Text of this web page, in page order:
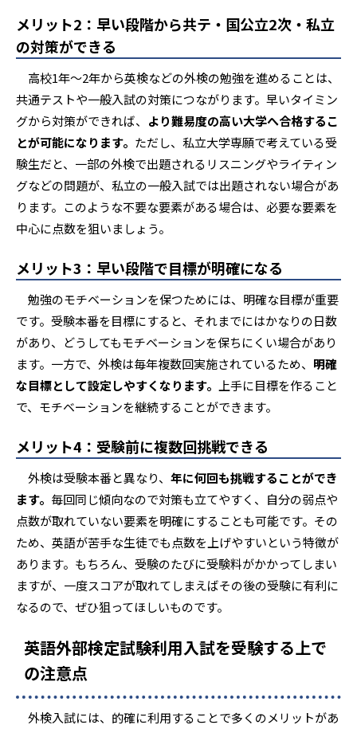
メリット2：早い段階から共テ・国公立2次・私立
の対策ができる
高校1年〜2年から英検などの外検の勉強を進めることは、
共通テストや一般入試の対策につながります。早いタイミン
グから対策ができれば、 より難易度の高い大学へ合格するこ
とが可能になります。 ただし、私立大学専願で考えている受
験生だと、一部の外検で出題されるリスニングやライティン
グなどの問題が、私立の一般入試では出題されない場合があ
ります。このような不要な要素がある場合は、必要な要素を
中心に点数を狙いましょう。
メリット3：早い段階で目標が明確になる
勉強のモチベーションを保つためには、明確な目標が重要
です。受験本番を目標にすると、それまでにはかなりの日数
があり、どうしてもモチベーションを保ちにくい場合があり
ます。一方で、外検は毎年複数回実施されているため、 明確
な目標として設定しやすくなります。
上手に目標を作ること
で、モチベーションを継続することができます。
メリット4：受験前に複数回挑戦できる
外検は受験本番と異なり、 年に何回も挑戦することができ
ます。 毎回同じ傾向なので対策も立てやすく、自分の弱点や
点数が取れていない要素を明確にすることも可能です。その
ため、英語が苦手な生徒でも点数を上げやすいという特徴が
あります。もちろん、受験のたびに受験料がかかってしまい
ますが、一度スコアが取れてしまえばその後の受験に有利に
なるので、ぜひ狙ってほしいものです。
英語外部検定試験利用入試を受験する上で
の注意点
外検入試には、的確に利用することで多くのメリットがあ